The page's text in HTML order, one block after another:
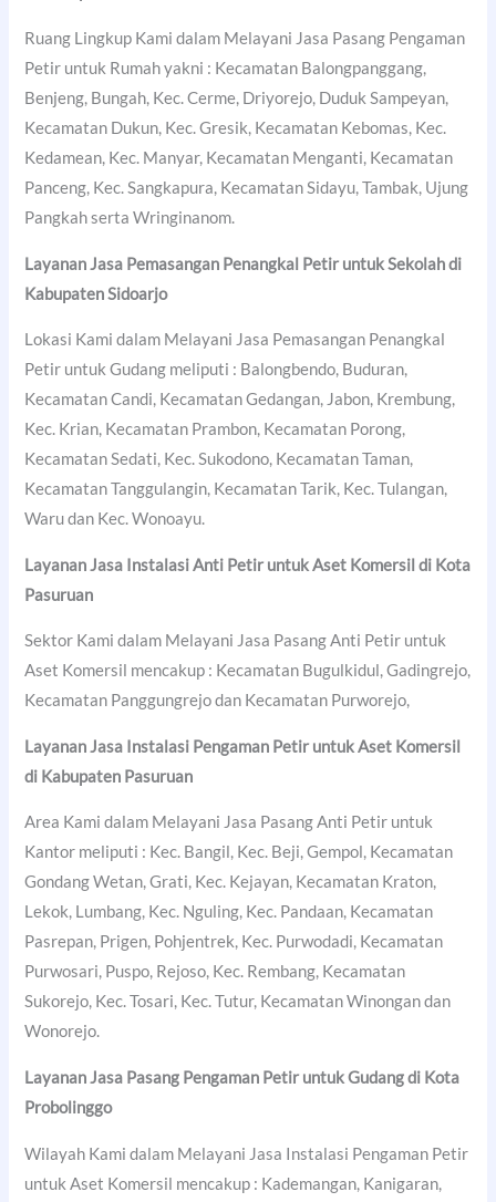
Ruang Lingkup Kami dalam Melayani Jasa Pasang Pengaman
Petir untuk Rumah yakni : Kecamatan Balongpanggang,
Benjeng, Bungah, Kec. Cerme, Driyorejo, Duduk Sampeyan,
Kecamatan Dukun, Kec. Gresik, Kecamatan Kebomas, Kec.
Kedamean, Kec. Manyar, Kecamatan Menganti, Kecamatan
Panceng, Kec. Sangkapura, Kecamatan Sidayu, Tambak, Ujung
Pangkah serta Wringinanom.
Layanan Jasa Pemasangan Penangkal Petir untuk Sekolah di
Kabupaten Sidoarjo
Lokasi Kami dalam Melayani Jasa Pemasangan Penangkal
Petir untuk Gudang meliputi : Balongbendo, Buduran,
Kecamatan Candi, Kecamatan Gedangan, Jabon, Krembung,
Kec. Krian, Kecamatan Prambon, Kecamatan Porong,
Kecamatan Sedati, Kec. Sukodono, Kecamatan Taman,
Kecamatan Tanggulangin, Kecamatan Tarik, Kec. Tulangan,
Waru dan Kec. Wonoayu.
Layanan Jasa Instalasi Anti Petir untuk Aset Komersil di Kota
Pasuruan
Sektor Kami dalam Melayani Jasa Pasang Anti Petir untuk
Aset Komersil mencakup : Kecamatan Bugulkidul, Gadingrejo,
Kecamatan Panggungrejo dan Kecamatan Purworejo,
Layanan Jasa Instalasi Pengaman Petir untuk Aset Komersil
di Kabupaten Pasuruan
Area Kami dalam Melayani Jasa Pasang Anti Petir untuk
Kantor meliputi : Kec. Bangil, Kec. Beji, Gempol, Kecamatan
Gondang Wetan, Grati, Kec. Kejayan, Kecamatan Kraton,
Lekok, Lumbang, Kec. Nguling, Kec. Pandaan, Kecamatan
Pasrepan, Prigen, Pohjentrek, Kec. Purwodadi, Kecamatan
Purwosari, Puspo, Rejoso, Kec. Rembang, Kecamatan
Sukorejo, Kec. Tosari, Kec. Tutur, Kecamatan Winongan dan
Wonorejo.
Layanan Jasa Pasang Pengaman Petir untuk Gudang di Kota
Probolinggo
Wilayah Kami dalam Melayani Jasa Instalasi Pengaman Petir
untuk Aset Komersil mencakup : Kademangan, Kanigaran,